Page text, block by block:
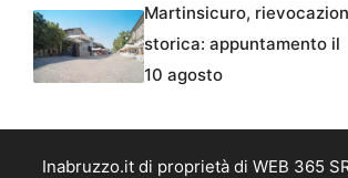
Martinsicuro,
storica: appuntamento il
10 agosto
Inabruzzo.it di proprietà di WEB 365